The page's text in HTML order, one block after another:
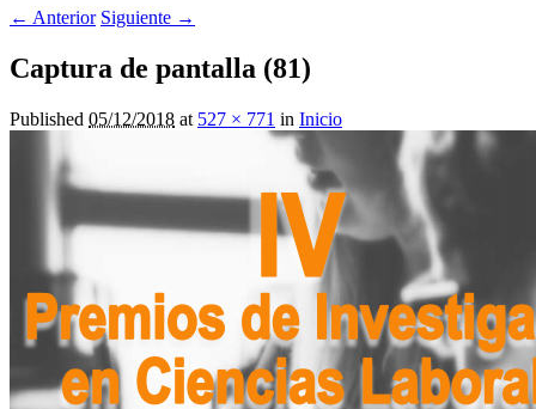
← Anterior Siguiente →
Captura de pantalla (81)
Published 05/12/2018 at 527 × 771 in Inicio